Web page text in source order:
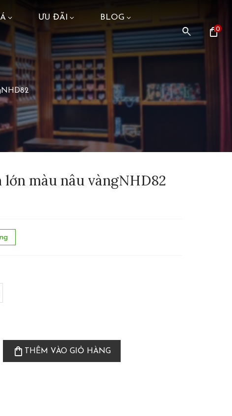
ƯU ĐÃI BLOG
search shopping_bag
0
lớn màu nâu vàngNHD82
shopping_bag THÊM VÀO GIỎ HÀNG